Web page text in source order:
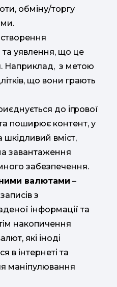
обміну/торгу
створення
уявлення, що це
Наприклад, з метою
що вони грають
до ігрової
поширює контент, у
вміст,
завантаження
забезпечення.
валютами –
з
інформації та
накопичення
які іноді
в інтернеті та
маніпулювання